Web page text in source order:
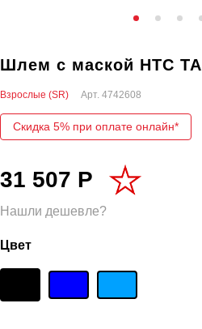
Шлем с маской HTC
Взрослые (SR) Арт. 4742608
Скидка 5% при оплате онлайн*
31 507 Р
Нашли дешевле?
Цвет